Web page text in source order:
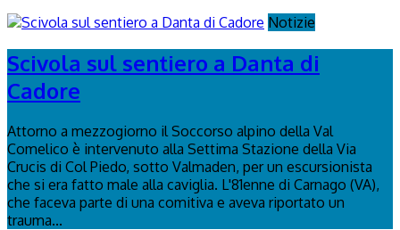
Notizie
Scivola sul sentiero a Danta di
Cadore
Attorno a mezzogiorno il Soccorso alpino della Val
Comelico è intervenuto alla Settima Stazione della Via
Crucis di Col Piedo, sotto Valmaden, per un escursionista
che si era fatto male alla caviglia. L'81enne di Carnago (VA),
che faceva parte di una comitiva e aveva riportato un
trauma...